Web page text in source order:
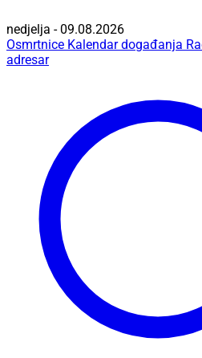
nedjelja - 09.08.2026
Osmrtnice Kalendar događanja
adresar